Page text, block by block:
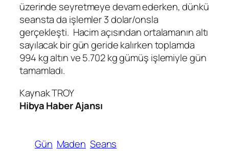
üzerinde seyretmeye devam ederken, dünkü
seansta da işlemler 3 dolar/onsla
gerçekleşti. Hacim açısından ortalamanın altı
sayılacak bir gün geride kalırken toplamda
994 kg altın ve 5.702 kg gümüş işlemiyle gün
tamamladı.
Kaynak TROY
Hibya Haber Ajansı
Gün Maden Seans